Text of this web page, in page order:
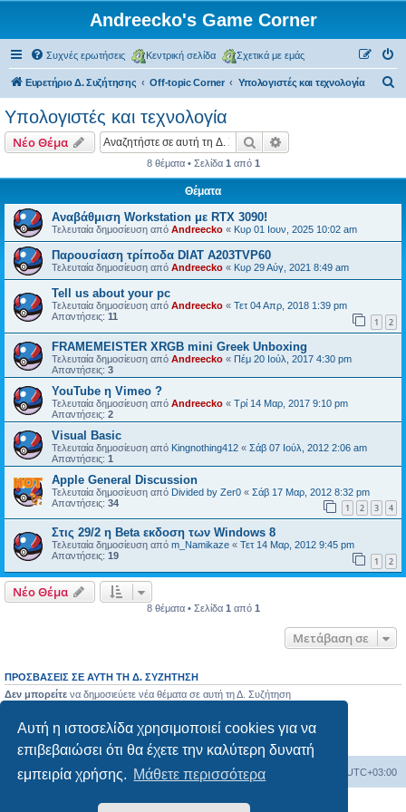
Αυτή η ιστοσελίδα χρησιμοποιεί cookies για να
επιβεβαιώσει ότι θα έχετε την καλύτερη δυνατή
εμπειρία χρήσης. Μάθετε περισσότερα
Andreecko's Game Corner
Συχνές ερωτήσεις Κεντρική σελίδα Σχετικά με εμάς
Ευρετήριο Δ. Συζήτησης Off-topic Corner Υπολογιστές και τεχνολογία
Υπολογιστές και τεχνολογία
Νέο Θέμα Αναζήτηση
8 θέματα • Σελίδα 1 από 1
Θέματα
Αναβάθμιση Workstation με RTX 3090!
Τελευταία δημοσίευση από Andreecko « Κυρ 01 Ιουν, 2025 10:02 am
Παρουσίαση τρίποδα DIAT A203TVP60
Τελευταία δημοσίευση από Andreecko « Κυρ 29 Αύγ, 2021 8:49 am
Tell us about your pc
Τελευταία δημοσίευση από Andreecko « Τετ 04 Απρ, 2018 1:39 pm
Απαντήσεις: 11 1 2
FRAMEMEISTER XRGB mini Greek Unboxing
Τελευταία δημοσίευση από Andreecko « Πέμ 20 Ιούλ, 2017 4:30 pm
Απαντήσεις: 3
YouTube η Vimeo ?
Τελευταία δημοσίευση από Andreecko « Τρί 14 Μαρ, 2017 9:10 pm
Απαντήσεις: 2
Visual Basic
Τελευταία δημοσίευση από Kingnothing412 « Σάβ 07 Ιούλ, 2012 2:06 am
Απαντήσεις: 1
Apple General Discussion
Τελευταία δημοσίευση από Divided by Zer0 « Σάβ 17 Μαρ, 2012 8:32 pm
Απαντήσεις: 34 1 2 3 4
Στις 29/2 η Beta εκδοση των Windows 8
Τελευταία δημοσίευση από m_Namikaze « Τετ 14 Μαρ, 2012 9:45 pm
Απαντήσεις: 19 1 2
Νέο Θέμα
8 θέματα • Σελίδα 1 από 1
Μετάβαση σε
ΠΡΟΣΒΆΣΕΙΣ ΣΕ ΑΥΤΉ ΤΗ Δ. ΣΥΖΉΤΗΣΗ
Δεν μπορείτε να δημοσιεύετε νέα θέματα σε αυτή τη Δ. Συζήτηση
Δεν μπορείτε
να επεξεργάζεστε τις δημοσιεύσεις σας σε αυτή τη Δ. Συζήτηση
Δεν μπορείτενα διαγράφετε τις δημοσιεύσεις σας σε αυτή τη Δ. Συζήτηση
Δεν μπορείτενα επισυνάπτετε αρχεία σε αυτή τη Δ. Συζήτηση
Ευρετήριο Δ. Συζήτησης Όλοι οι χρόνοι είναι UTC+03:00
Δημιουργήθηκε απόphpBB® Forum Software © phpBB Limited